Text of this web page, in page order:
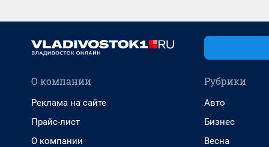
О компании
Реклама на сайте
Прайс-лист
О компании
Рубрики
Авто
Бизнес
Весна